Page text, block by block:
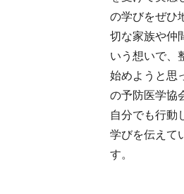
の学びをぜひ
切な家族や仲
いう想いで、
始めようと思
の予防医学協
自分でも行動
学びを伝えて
す。